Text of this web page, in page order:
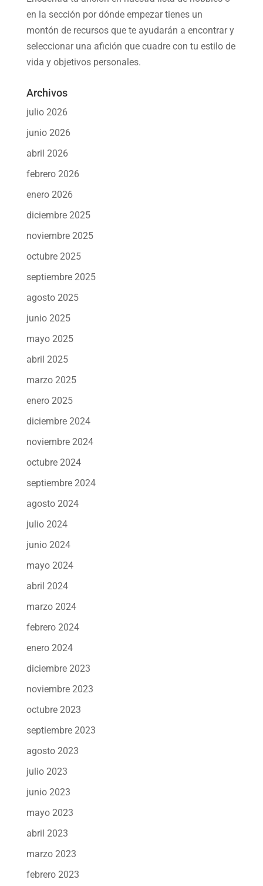
en la sección por dónde empezar tienes un
montón de recursos que te ayudarán a encontrar y
seleccionar una afición que cuadre con tu estilo de
vida y objetivos personales.
Archivos
julio 2026
junio 2026
abril 2026
febrero 2026
enero 2026
diciembre 2025
noviembre 2025
octubre 2025
septiembre 2025
agosto 2025
junio 2025
mayo 2025
abril 2025
marzo 2025
enero 2025
diciembre 2024
noviembre 2024
octubre 2024
septiembre 2024
agosto 2024
julio 2024
junio 2024
mayo 2024
abril 2024
marzo 2024
febrero 2024
enero 2024
diciembre 2023
noviembre 2023
octubre 2023
septiembre 2023
agosto 2023
julio 2023
junio 2023
mayo 2023
abril 2023
marzo 2023
febrero 2023